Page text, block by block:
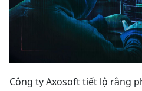
Công ty Axosoft tiết lộ rằng